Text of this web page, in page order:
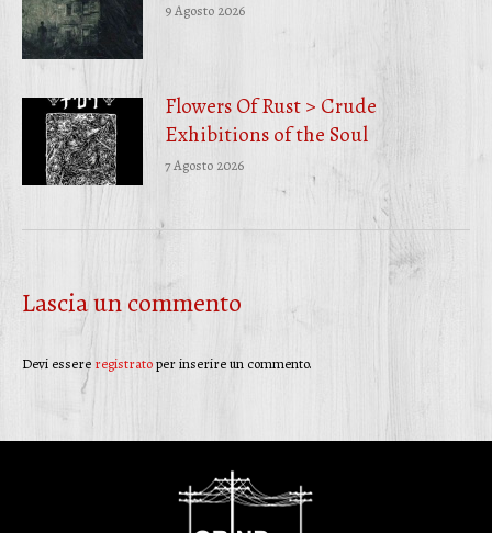
9 Agosto 2026
Flowers Of Rust > Crude
Exhibitions of the Soul
7 Agosto 2026
Lascia un commento
Devi essere registratoper inserire un commento.